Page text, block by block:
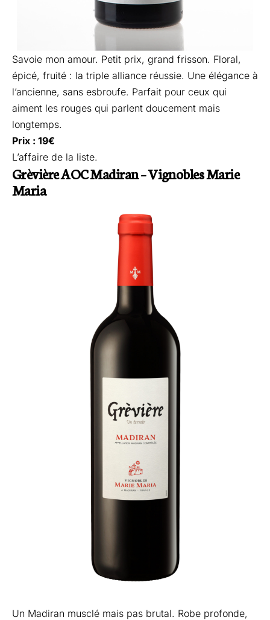
Savoie mon amour. Petit prix, grand frisson. Floral,
épicé, fruité : la triple alliance réussie. Une élégance à
l’ancienne, sans esbroufe. Parfait pour ceux qui
aiment les rouges qui parlent doucement mais
longtemps.
Prix : 19€
L’affaire de la liste.
Grèvière AOC Madiran – Vignobles Marie
Maria
Un Madiran musclé mais pas brutal. Robe profonde,